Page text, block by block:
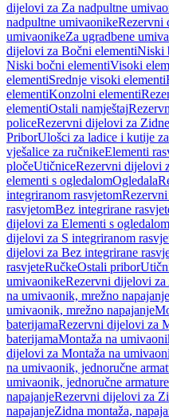
dijelovi za Za nadpultne
nadpultne umivaonikeRezervni
umivaonikeZa ugradbene
dijelovi za Bočni elementiNiski
Niski bočni elementiVisoki
elementiSrednje visoki elementi
elementiKonzolni elementi
elementiOstali namještaj
policeRezervni dijelovi za
PriborUlošci za ladice i kutije
vješalice za ručnikeElementi
pločeUtičniceRezervni dijelovi
elementi s ogledalomOgledala
integriranom rasvjetom
rasvjetomBez integrirane
dijelovi za Elementi s ogledalom
dijelovi za S integriranom
dijelovi za Bez integrirane
rasvjeteRučkeOstali pribor
umivaonikeRezervni dijelovi
na umivaonik, mrežno napajanje
umivaonik, mrežno napajanje
baterijamaRezervni dijelovi za
baterijamaMontaža na
dijelovi za Montaža na
na umivaonik, jednoručne
umivaonik, jednoručne armature
napajanjeRezervni dijelovi za
napajanjeZidna montaža,